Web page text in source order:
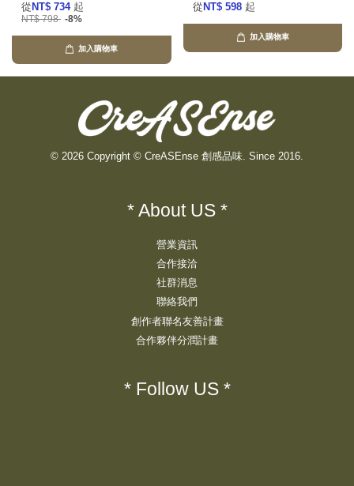
從 NT$ 734 起
NT$ 798 -8%
加入購物車
從 NT$ 598 起
加入購物車
© 2026 Copyright © CreASEnse 創感品味. Since 2016.
* About US *
營業資訊
合作接洽
社群消息
聯絡我們
創作者聯名友善計畫
合作夥伴分潤計畫
* Follow US *